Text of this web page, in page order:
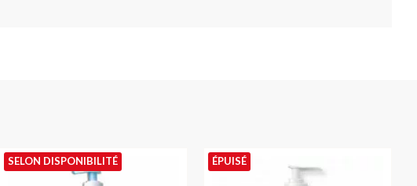
SELON DISPONIBILITÉ ÉPUISÉ